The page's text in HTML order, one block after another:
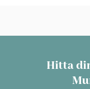
Hitta